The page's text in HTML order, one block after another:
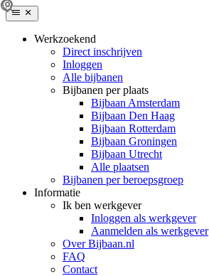
Werkzoekend
Direct inschrijven
Inloggen
Alle bijbanen
Bijbanen per plaats
Bijbaan Amsterdam
Bijbaan Den Haag
Bijbaan Rotterdam
Bijbaan Groningen
Bijbaan Utrecht
Alle plaatsen
Bijbanen per beroepsgroep
Informatie
Ik ben werkgever
Inloggen als werkgever
Aanmelden als werkgever
Over Bijbaan.nl
FAQ
Contact